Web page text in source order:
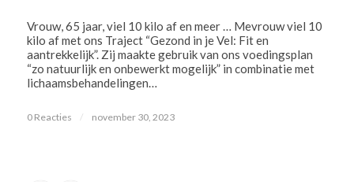
Vrouw, 65 jaar, viel 10 kilo af en meer … Mevrouw viel 10
kilo af met ons Traject “Gezond in je Vel: Fit en
aantrekkelijk”. Zij maakte gebruik van ons voedingsplan
“zo natuurlijk en onbewerkt mogelijk” in combinatie met
lichaamsbehandelingen…
0 Reacties / november 30, 2023